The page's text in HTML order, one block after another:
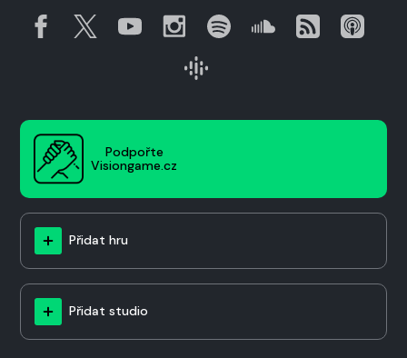
Podpořte
Visiongame.cz
Přidat hru
Přidat studio